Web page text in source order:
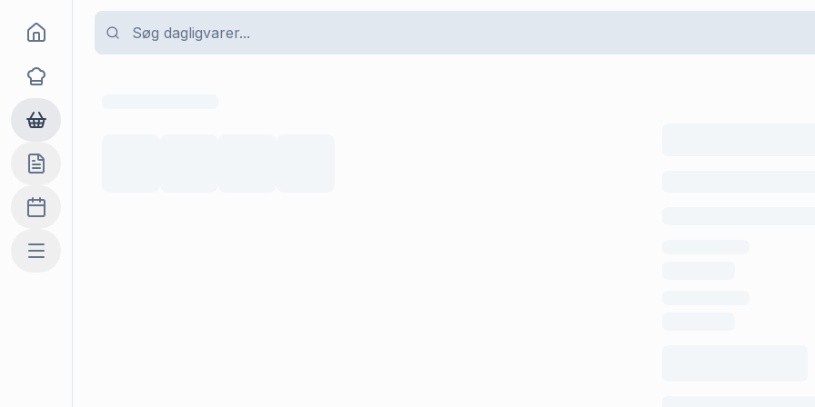
Goma
Opskrifter
Dagligvarer
Indkøbslisten
Madplan
Mere